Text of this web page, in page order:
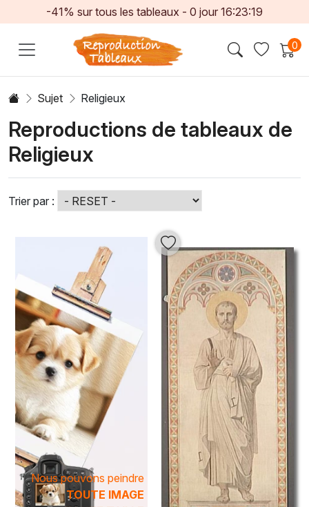
-41% sur tous les tableaux - 0 jour 16:23:17
0
Sujet Religieux
Reproductions de tableaux de
Religieux
Trier par :
Nous pouvons peindre
TOUTE IMAGE